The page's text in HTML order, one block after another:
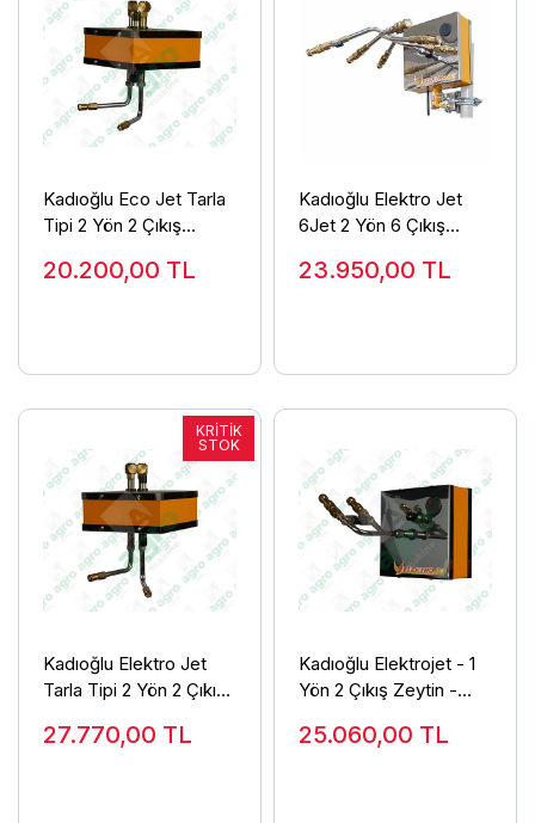
Kadıoğlu Eco Jet Tarla
Tipi 2 Yön 2 Çıkış
(Damla Önleyicisiz)
20.200,00 TL
Kadıoğlu Elektro Jet
6Jet 2 Yön 6 Çıkış
(Damla Önleyicisiz)
23.950,00 TL
Kadıoğlu Elektro Jet
Tarla Tipi 2 Yön 2 Çıkış
27.770,00 TL
Kadıoğlu Elektrojet - 1
Yön 2 Çıkış Zeytin -
Pulverizatörü
25.060,00 TL